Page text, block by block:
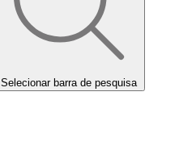
Selecionar barra de pesquisa